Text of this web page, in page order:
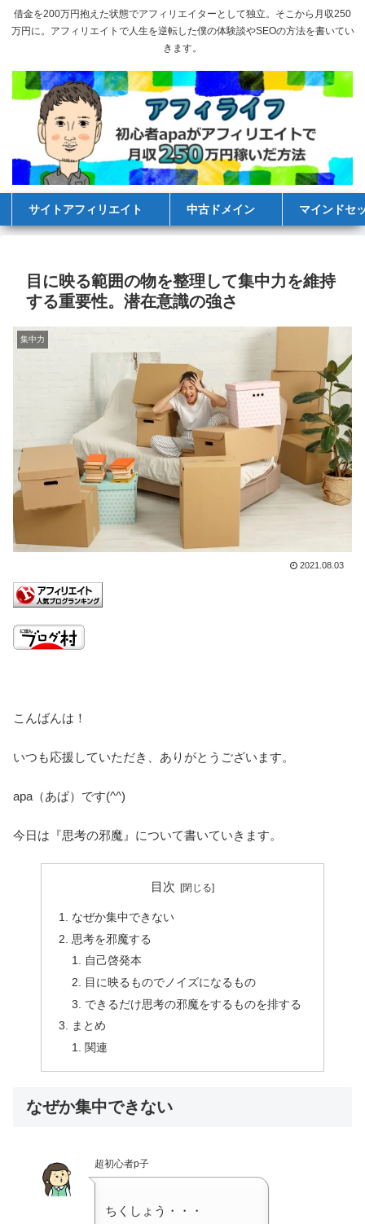
借金を200万円抱えた状態でアフィリエイターとして独立。そこから月収250
万円に。アフィリエイトで人生を逆転した僕の体験談やSEOの方法を書いてい
きます。
サイトアフィリエイト 中古ドメイン マインドセ
目に映る範囲の物を整理して集中力を維持
する重要性。潜在意識の強さ
集中力
2021.08.03
こんばんは！
いつも応援していただき、ありがとうございます。
apa（あぱ）です(^^)
今日は『思考の邪魔』について書いていきます。
目次
なぜか集中できない
思考を邪魔する
自己啓発本
目に映るものでノイズになるもの
できるだけ思考の邪魔をするものを排する
まとめ
関連
なぜか集中できない
超初心者p子
ちくしょう・・・